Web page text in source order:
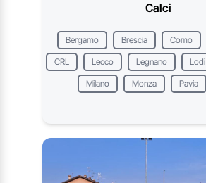
Calci
Bergamo Brescia Como
CRL Lecco Legnano Lodi
Milano Monza Pavia